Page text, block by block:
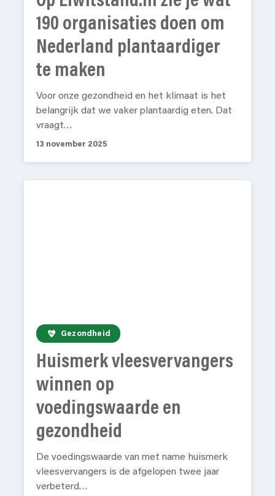
190 organisaties doen om
Nederland plantaardiger
te maken
Voor onze gezondheid en het klimaat is het
belangrijk dat we vaker plantaardig eten. Dat
vraagt…
13 november 2025
Gezondheid
Huismerk vleesvervangers
winnen op
voedingswaarde en
gezondheid
De voedingswaarde van met name huismerk
vleesvervangers is de afgelopen twee jaar
verbeterd…